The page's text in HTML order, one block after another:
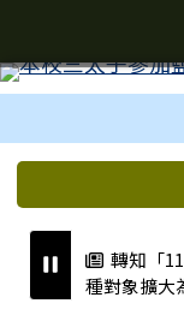
上中區域內容
轉知「
種對象擴大
頁尾區域